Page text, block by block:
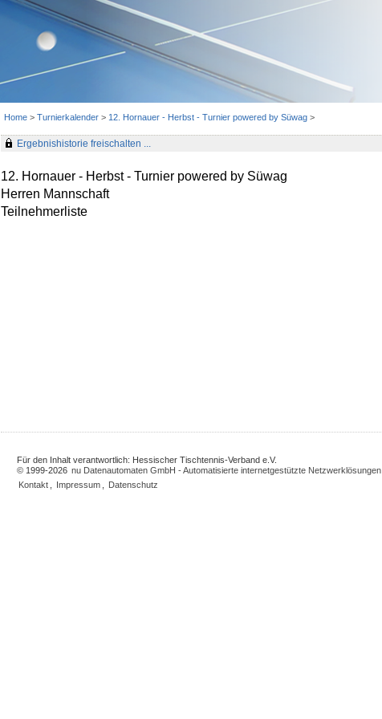
Home > Turnierkalender > 12. Hornauer - Herbst - Turnier powered by Süwag >
Ergebnishistorie freischalten ...
12. Hornauer - Herbst - Turnier powered by Süwag
Herren Mannschaft
Teilnehmerliste
Für den Inhalt verantwortlich: Hessischer Tischtennis-Verband e.V.
© 1999-2026 nu Datenautomaten GmbH - Automatisierte internetgestützte Netzwerklösungen
Kontakt
Impressum Datenschutz